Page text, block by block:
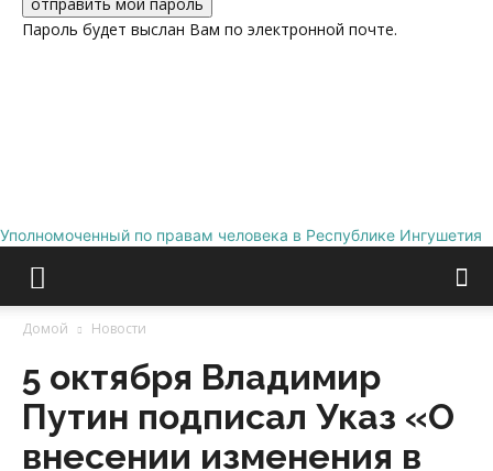
Пароль будет выслан Вам по электронной почте.
Уполномоченный по правам человека в Республике Ингушетия
Домой Новости
5 октября Владимир
Путин подписал Указ «О
внесении изменения в